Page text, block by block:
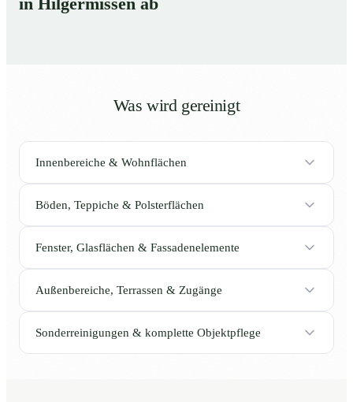
in Hilgermissen ab
Was wird gereinigt
Innenbereiche & Wohnflächen
Böden, Teppiche & Polsterflächen
Fenster, Glasflächen & Fassadenelemente
Außenbereiche, Terrassen & Zugänge
Sonderreinigungen & komplette Objektpflege